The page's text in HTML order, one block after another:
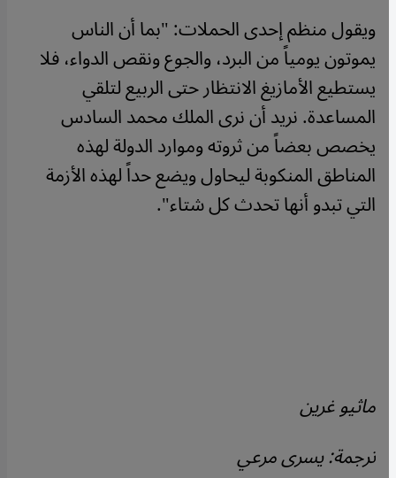
ويقول منظم إحدى الحملات: "بما أن الناس
يموتون يومياً من البرد، والجوع ونقص الدواء، فلا
يستطيع الأمازيغ الانتظار حتى الربيع لتلقي
المساعدة. نريد أن نرى الملك محمد السادس
يخصص بعضاً من ثروته وموارد الدولة لهذه
المناطق المنكوبة ليحاول ويضع حداً لهذه الأزمة
التي تبدو أنها تحدث كل شتاء".
ماثيو غرين
ترجمة: يسرى مرعي